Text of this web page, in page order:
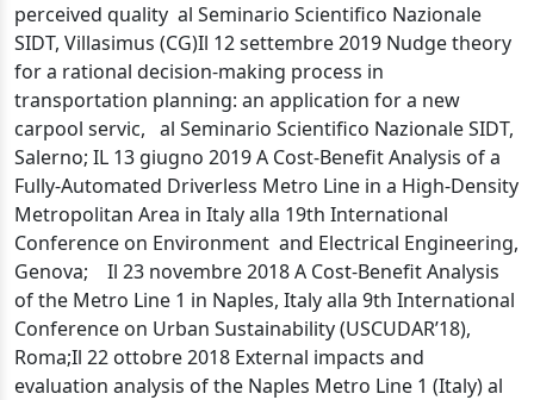
perceived quality al Seminario Scientifico Nazionale
SIDT, Villasimus (CG)Il 12 settembre 2019 Nudge theory
for a rational decision-making process in
transportation planning: an application for a new
carpool servic, al Seminario Scientifico Nazionale SIDT,
Salerno; IL 13 giugno 2019 A Cost-Benefit Analysis of a
Fully-Automated Driverless Metro Line in a High-Density
Metropolitan Area in Italy alla 19th International
Conference on Environment and Electrical Engineering,
Genova; Il 23 novembre 2018 A Cost-Benefit Analysis
of the Metro Line 1 in Naples, Italy alla 9th International
Conference on Urban Sustainability (USCUDAR’18),
Roma;Il 22 ottobre 2018 External impacts and
evaluation analysis of the Naples Metro Line 1 (Italy) al